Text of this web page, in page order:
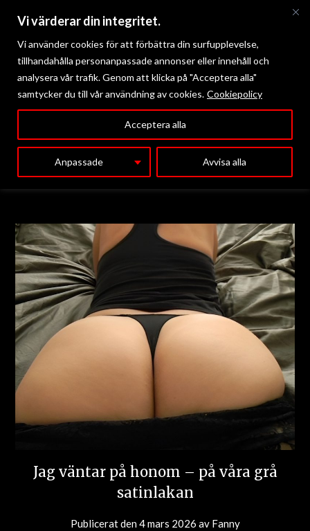
Vi värderar din integritet.
Vi använder cookies för att förbättra din surfupplevelse,
tillhandahålla personanpassade annonser eller innehåll och
analysera vår trafik. Genom att klicka på "Acceptera alla"
samtycker du till vår användning av cookies. Cookiepolicy
Anpassade Avvisa alla
Acceptera alla
Fanny
Jag väntar på honom – på våra grå
satinlakan
Publicerat den4 mars 2026 av Fanny